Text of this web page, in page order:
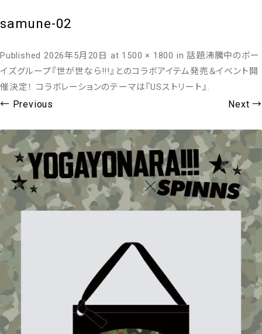
samune-02
Published 2026年5月20日 at 1500 × 1800 in話題沸騰中のボー
イズグループ『世が世なら!!!』とのコラボアイテム発売＆イベント開
催決定！ コラボレーションのテーマは『USストリート』 .
← Previous Next →